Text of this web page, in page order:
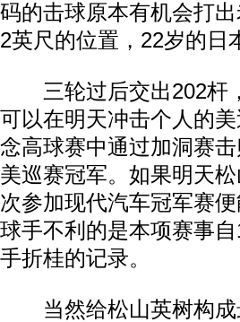
码的击球原本有机会打
2英尺的位置，22岁的日
三轮过后交出202杆
可以在明天冲击个人的
念高球赛中通过加洞赛
美巡赛冠军。如果明天
次参加现代汽车冠军赛
球手不利的是本项赛事
手折桂的记录。
当然给松山英树构成